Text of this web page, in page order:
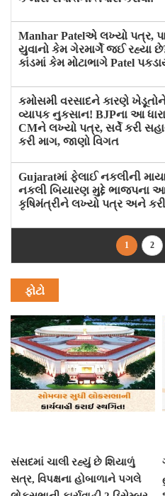
Manhar Patelએ લખ્યો પત્ર,
યુવાનો કેમ ગેરમાર્ગે જઈ રહ્યા
કાંડમાં કેમ મોટાભાગે Patel
કમોસમી વરસાદને કારણે
વ્યાપક નુકસાન! BJPના આ
CMને લખ્યો પત્ર, સર્વે કરી
કરી માગ, જાણો વિગત
Gujaratમાં ફેલાઈ નકલીની
નકલી બિયારણ મુદ્દે ભાજપના
કૃષિમંત્રીને લખ્યો પત્ર અને
1 2
ફોટો
સંસદમાં ચાલી રહ્યું છે શિયાળું
સત્ર, વિપક્ષના હોબાળાને પગલે